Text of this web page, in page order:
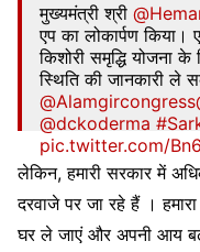
मुख्यमंत्री श्री
एप का लोकार्पण किया।
किशोरी समृद्धि
स्थिति की जानकारी ले
@Alamgircongress
@dckoderma
pic.twitter.com/
— Office of Chief
लेकिन, हमारी सरकार में
दरवाजे पर जा रहे हैं ।
घर ले जाएं और अपनी आय